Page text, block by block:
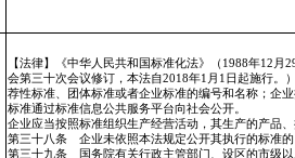
【法律】《中华人民共和国标准化法》（1988年12
会第三十次会议修订，本法自2018年1月1日起施行
荐性标准、团体标准或者企业标准的编号和名称；企
标准通过标准信息公共服务平台向社会公开。
企业应当按照标准组织生产经营活动，其生产的产品
第三十八条 企业未依照本法规定公开其执行的标准
第三十九条 国务院有关行政主管部门、设区的市级